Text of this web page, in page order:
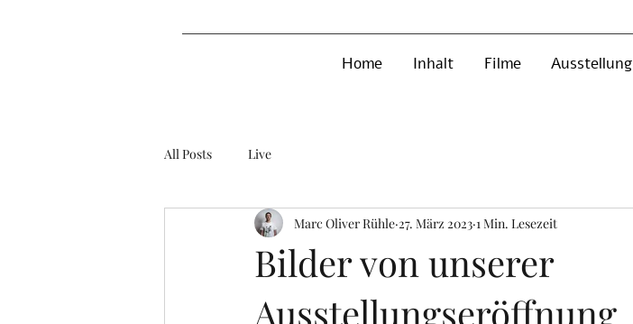
Home Inhalt Filme Ausstellung
All Posts Live
Bilder von unserer
Ausstellungseröffnung
Marc Oliver Rühle 27. März 2023 1 Min. Lesezeit